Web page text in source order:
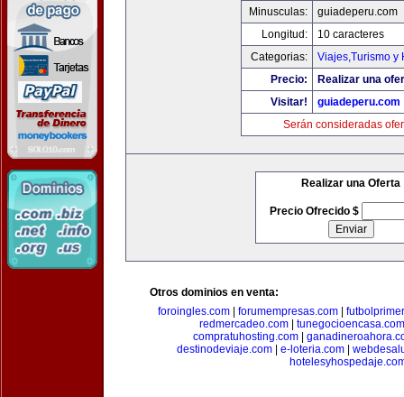
Minusculas:
guiadeperu.com
Longitud:
10 caracteres
Categorias:
Viajes,Turismo y
Precio:
Realizar una
Visitar!
guiadeperu.com
Serán consideradas
Realizar una Oferta
Precio Ofrecido $
Otros dominios en venta:
foroingles.com| forumempresas.com|
redmercadeo.com| tunegocioencasa.com
compratuhosting.com|
destinodeviaje.com
e-loteria.com